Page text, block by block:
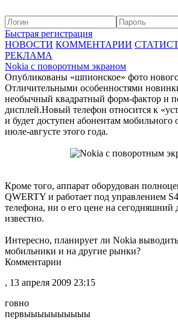
Быстрая регистрация
НОВОСТИ КОММЕНТАРИИ
РЕКЛАМА
Nokia с поворотным экраном
Опубликованы «шпионское» фото
Отличительными особенностями
необычный квадратный форм-фактор и
дисплей.Новый телефон относится к
и будет доступен абонентам мобильного
июле-августе этого года.
Кроме того, аппарат оборудован
QWERTY и работает под управлением
телефона, ни о его цене на сегодняшний
известно.
Интересно, планирует ли Nokia
мобильники и на другие рынки?
Комментарии
, 13 апреля 2009 23:15
говно
первыыыыыыыыыы